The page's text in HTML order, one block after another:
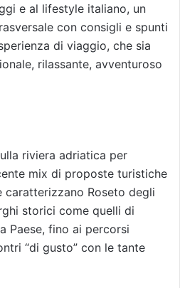
e al lifestyle italiano, un
con consigli e spunti
di viaggio, che sia
rilassante, avventuroso
riviera adriatica per
mix di proposte turistiche
Roseto degli
storici come quelli di
Paese, fino ai percorsi
“di gusto” con le tante